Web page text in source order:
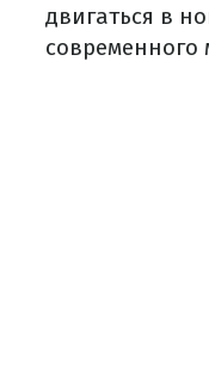
двигаться в
современного